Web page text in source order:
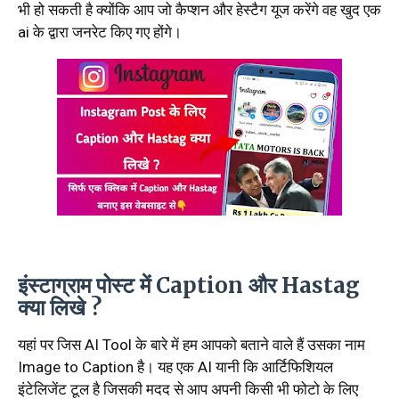
भी हो सकती है क्योंकि आप जो कैप्शन और हेस्टैग यूज करेंगे वह खुद एक
ai के द्वारा जनरेट किए गए होंगे।
इंस्टाग्राम पोस्ट में Caption और Hastag
क्या लिखे ?
यहां पर जिस AI Tool के बारे में हम आपको बताने वाले हैं उसका नाम
Image to Caption है। यह एक AI यानी कि आर्टिफिशियल
इंटेलिजेंट टूल है जिसकी मदद से आप अपनी किसी भी फोटो के लिए